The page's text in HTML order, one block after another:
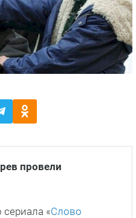
провели
«Слово